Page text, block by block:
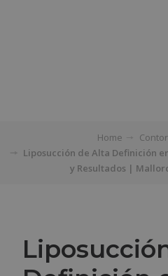
Home
Liposucción de Alta Definición
y Resultados |